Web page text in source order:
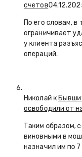
счетов
По его словам, в
ограничивает
у клиента
операций.
Николай к
освободили от
Таким образом,
виновными в
назначил им по